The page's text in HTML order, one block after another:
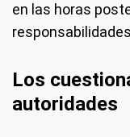
en las horas
Los
autoridades